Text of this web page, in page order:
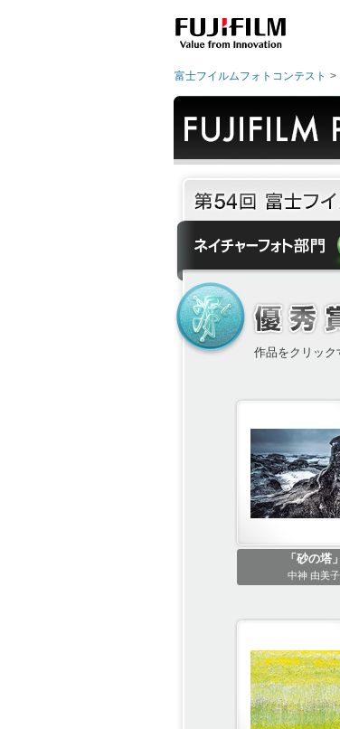
富士フイルムフォトコンテスト >
作品をクリック
「砂の塔」
中神 由美子